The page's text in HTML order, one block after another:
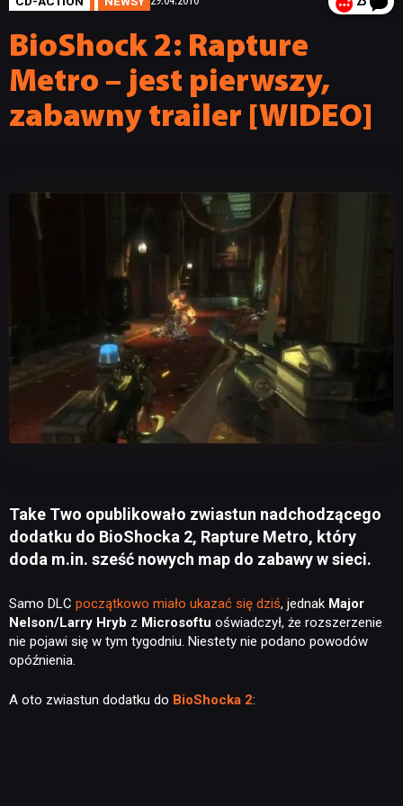
BioShock 2: Rapture
Metro – jest pierwszy,
zabawny trailer [WIDEO]
Take Two opublikowało zwiastun nadchodzącego
dodatku do BioShocka 2, Rapture Metro, który
doda m.in. sześć nowych map do zabawy w sieci.
Samo DLC początkowo miało ukazać się dziś, jednak Major
Nelson/Larry Hryb z Microsoftu oświadczył, że rozszerzenie
nie pojawi się w tym tygodniu. Niestety nie podano powodów
opóźnienia.
A oto zwiastun dodatku do BioShocka 2: